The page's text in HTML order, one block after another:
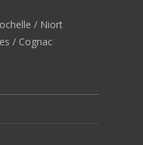
/ Niort
/ Cognac